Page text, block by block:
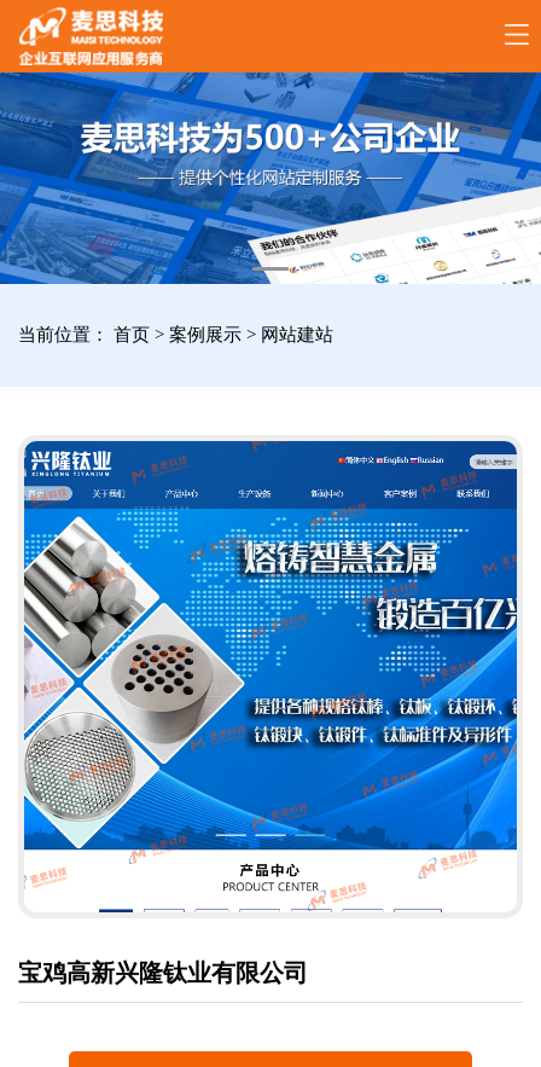
17789288861
全
国
咨
当前位置：首页 >案例展示> 网站建站
宝鸡高新兴隆钛业有限公司